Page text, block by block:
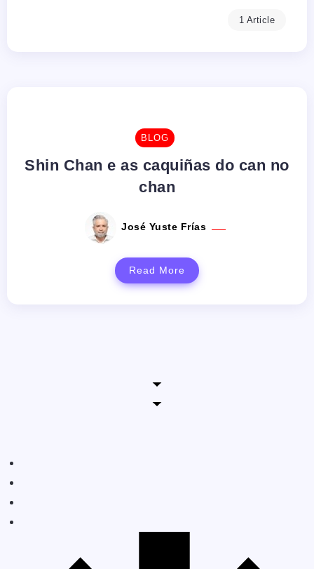
1 Article
BLOG
Shin Chan e as caquiñas do can no
chan
José Yuste Frías
Read More